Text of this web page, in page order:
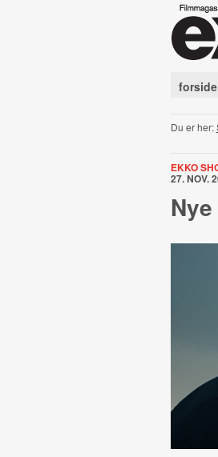
forside
Du er her:
EKKO
27. NOV.